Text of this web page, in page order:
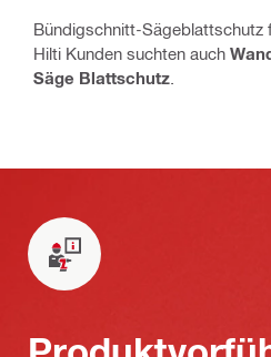
Bündigschnitt-Sägeblattschutz
Hilti Kunden suchten auch
Säge Blattschutz